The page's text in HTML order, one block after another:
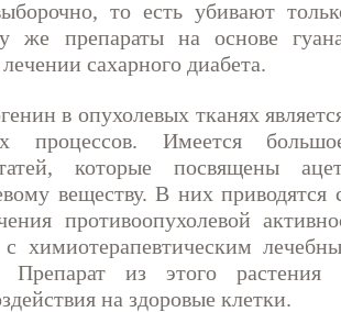
то есть убивают
же препараты на основе
сахарного диабета.
в опухолевых тканях
процессов. Имеется
которые посвящены
веществу. В них приводятся
противоопухолевой
химиотерапевтическим
Препарат из этого растения
на здоровые клетки.